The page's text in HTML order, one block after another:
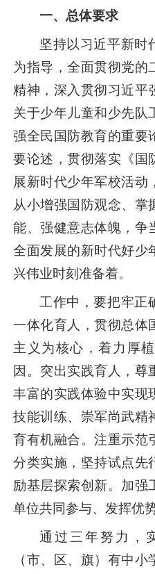
一、总体要求
坚持以习近平新时
为指导，全面贯彻党的
精神，深入贯彻习近平
关于少年儿童和少先队
强全民国防教育的重要
要论述，贯彻落实《国
展新时代少年军校活动
从小增强国防观念、掌
能、强健意志体魄，争
全面发展的新时代好少
兴伟业时刻准备着。
工作中，要把牢正
一体化育人，贯彻总体
主义为核心，着力厚
因。突出实践育人，尊
丰富的实践体验中实现
技能训练、崇军尚武精
育有机融合。注重示范
分类实施，坚持试点先
励基层探索创新。加强
单位共同参与、发挥优
通过三年努力，
（市、区、旗）有中